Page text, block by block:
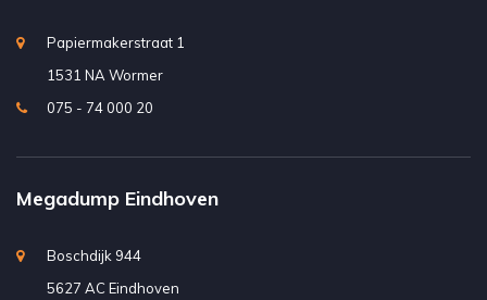
Papiermakerstraat 1
1531 NA Wormer
075 - 74 000 20
Megadump Eindhoven
Boschdijk 944
5627 AC Eindhoven